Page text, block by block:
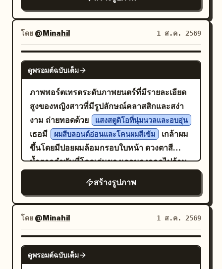
ขนบนผิวหนังของตัวแบบ ถ่ายด้วยกล้อง
Hasselblad H6D-100c เลนส์ 100mm f/2.2
โฟกัสคมชัดที่ดวงตาและส่วนหน้าของ
ประติมากรรมใบไม้ ในขณะที่ฉากหลังที่หนา
แน่นค่อยๆ เลือนหายไปสู่ความมืดมิดที่มีโบเก้
Kodak Portra 160 โทนสีเหลืองอำพันและสี
เหลืองทองตัดกับสีดำสนิท ห้ามมีแสงนีออน",
"meta": {"intent": "สร้างภาพพอร์ตเทรตเชิง
บรรณาธิการแนวอาวองการ์ดและเหนือจริง ที่
ผสมผสานเอฟเฟกต์แฟชั่นชั้นสูงเข้ากับพฤกษ
"priorities": "พื้นผิวผิวหนัง รายละเอียด
โครงสร้างใบไม้/ตาข่ายที่ซับซ้อน แสงแบบ
Chiaroscuro และฉากหลังที่หนาแน่นแต่เต็ม
ไปด้วยเงามืด", "device_profile": "Medium
Format Digital"}, "frame": {"aspect":
"แนวตั้ง", "composition": "ภาพพอร์ตเทรต
ครึ่งตัวแบบสมมาตร จัดวางไว้ตรงกลาง",
, มือแตะผม, สายตามอง
ตรงอย่างมั่นใจ การจัดแสงแบบเน้นทิศทางที่ดูมี
มิติ พร้อมเงาคมชัดทางด้านซ้ายของเธอ
โดย @Minahil 1 ส.ค. 2569
NANO BANANA PRO
ดูพรอมต์ฉบับเต็ม
ภาพพอร์ตเทรตระดับภาพยนตร์ที่มีรายละเอียด
สูงของหญิงสาวที่มีรูปลักษณ์คลาสสิกและสง่า
งาม ถ่ายทอดด้วย
แสงสตูดิโอที่นุ่มนวลและอบอุ่น
เธอมี ผมสีบลอนด์อ่อนและโคนผมสีเข้ม
เกล้าผม
ขึ้นโดยมีปอยผมล้อมกรอบใบหน้า ดวงตาสี
น้ำตาลอำพันที่โดดเด่นของเธอมองออกไปด้าน
ข้างอย่างครุ่นคิด และมีสีหน้าที่อ่อนโยนและลึก
ชุดเดรสลูกไม้สีชมพูอมม่วงหม่น
กับโช้คเกอร์ผ้าที่เข้าชุดกัน พร้อมสร้อยคอและ
ต่างหูเงินที่ละเอียดอ่อน ฉากหลังเป็นสตูดิโอที่มี
พื้นผิวเข้มและดูมีอารมณ์ ช่วยเสริมคุณภาพแบบ
จิตรกรรมที่เหนือกาลเวลาให้กับภาพถ่ายนี้
สร้างรูปภาพ
โดย @Minahil 1 ส.ค. 2569
NANO BANANA PRO
ดูพรอมต์ฉบับเต็ม